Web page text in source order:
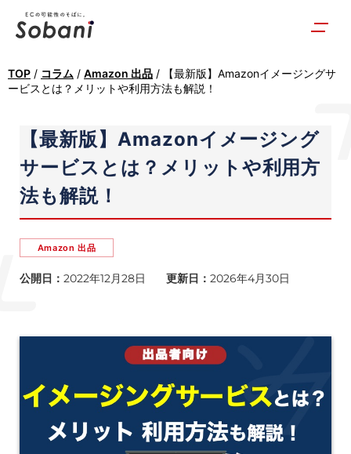
TOP / コラム / Amazon 出品 /
【最新版】Amazonイメージングサ
ービスとは？メリットや利用方法も解説！
【最新版】Amazonイメージング
サービスとは？メリットや利用方
法も解説！
Amazon 出品
公開日： 2022年12月28日 更新日： 2026年4月30日